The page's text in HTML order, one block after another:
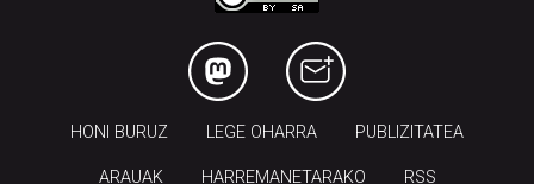
HONI BURUZ LEGE OHARRA PUBLIZITATEA
ARAUAK HARREMANETARAKO RSS